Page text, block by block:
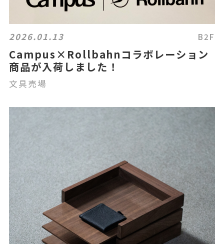
2026.01.13 B2F
Campus×Rollbahnコラボレーション
商品が入荷しました！
文具売場